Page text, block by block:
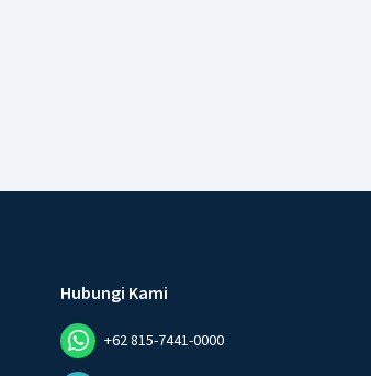
Hubungi Kami
+62 815-7441-0000